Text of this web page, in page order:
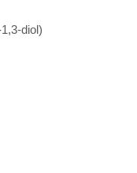
diol)